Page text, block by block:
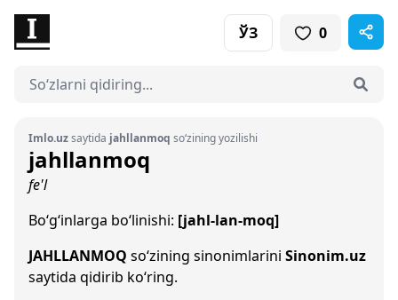
ЎЗ 0
Imlo.uzsaytida jahllanmoq so‘zining yozilishi
jahllanmoq
fe'l
Bo‘g‘inlarga bo‘linishi: [jahl-lan-moq]
JAHLLANMOQ so‘zining sinonimlarini Sinonim.uz
saytida qidirib ko‘ring.